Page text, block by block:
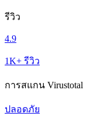
รีวิว
4.9
1K+ รีวิว
การสแกน Virustotal
ปลอดภัย